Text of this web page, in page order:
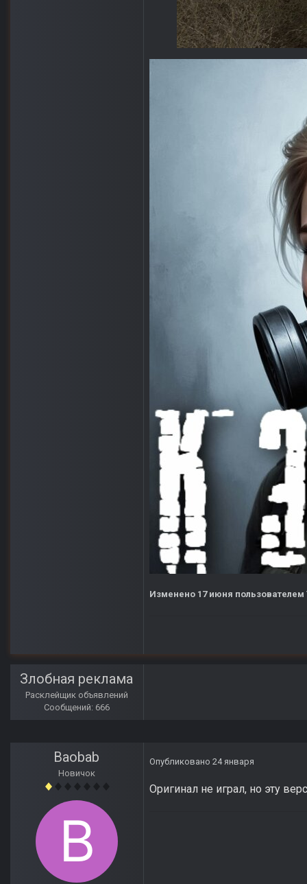
Изменено 17 июня пользователем
Злобная реклама
Расклейщик объявлений
Сообщений: 666
Baobab
Новичок
Опубликовано 24 января
Оригинал не играл, но эту